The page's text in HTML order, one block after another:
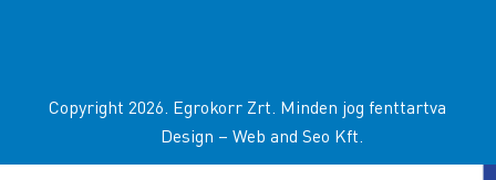
Copyright 2026. Egrokorr Zrt. Minden jog fenttartva
Design – Web and Seo Kft